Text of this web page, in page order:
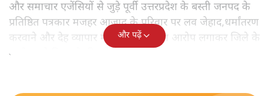
और समाचार एजेंसियों से जुड़े पूर्वी उत्तरप्रदेश के बस्ती जनपद के
प्रतिष्ठित पत्रकार मजहर आजाद के परिवार पर लव जेहाद,धर्मांतरण
करवाने और देह व्यापार में शामिल होने का आरोप लगाकर जिले के
माहौल को बिगाड़ने की कोशिश का।
और पढ़ें